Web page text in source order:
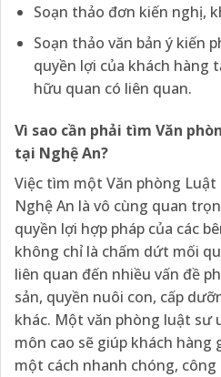
Soạn thảo đơn kiến nghị,
Soạn thảo văn bản ý kiến
quyền lợi của khách hàng
hữu quan có liên quan.
Vì sao cần phải tìm Văn
tại Nghệ An?
Việc tìm một Văn phòng
Nghệ An là vô cùng quan
quyền lợi hợp pháp của các
không chỉ là chấm dứt mối
liên quan đến nhiều vấn đề
sản, quyền nuôi con, cấp
khác. Một văn phòng luật sư
môn cao sẽ giúp khách hàng
một cách nhanh chóng,